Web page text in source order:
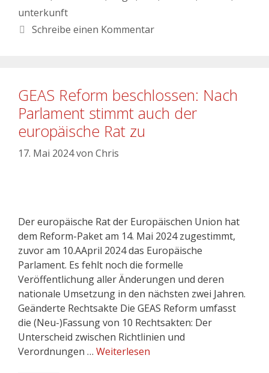
unterkunft
Schreibe einen Kommentar
GEAS Reform beschlossen: Nach
Parlament stimmt auch der
europäische Rat zu
17. Mai 2024von Chris
Der europäische Rat der Europäischen Union hat
dem Reform-Paket am 14. Mai 2024 zugestimmt,
zuvor am 10.AApril 2024 das Europäische
Parlament. Es fehlt noch die formelle
Veröffentlichung aller Änderungen und deren
nationale Umsetzung in den nächsten zwei Jahren.
Geänderte Rechtsakte Die GEAS Reform umfasst
die (Neu-)Fassung von 10 Rechtsakten: Der
Unterscheid zwischen Richtlinien und
Verordnungen … Weiterlesen